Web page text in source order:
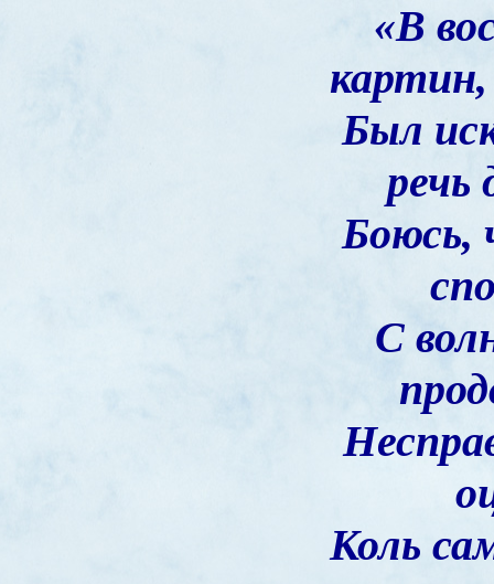
«В
Был
речь
Боюсь,
С
Коль